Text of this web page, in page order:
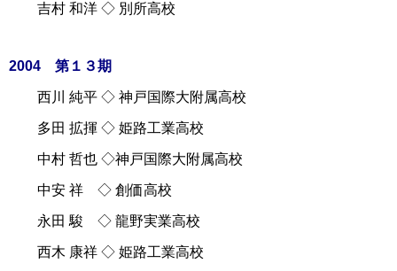
吉村 和洋 ◇ 別所高校
2004 第１３期
西川 純平 ◇ 神戸国際大附属高校
多田 拡揮 ◇ 姫路工業高校
中村 哲也 ◇神戸国際大附属高校
中安 祥 ◇ 創価高校
永田 駿 ◇ 龍野実業高校
西木 康祥 ◇ 姫路工業高校